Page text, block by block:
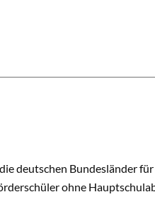
deutschen Bundesländer
ohne